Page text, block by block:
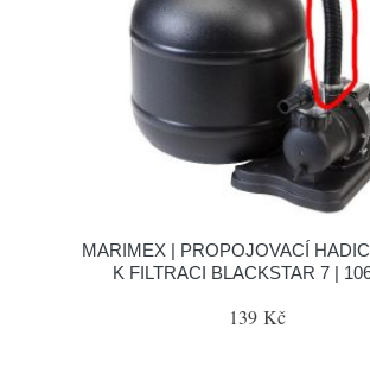
MARIMEX | PROPOJOVACÍ
K FILTRACI BLACKSTAR 7 |
139 Kč